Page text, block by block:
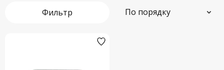
Фильтр По порядку